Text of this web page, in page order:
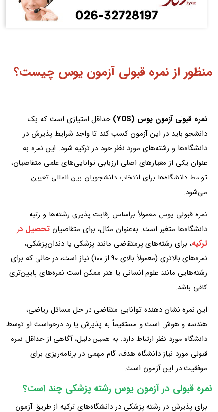
منظور از نمره قبولی آزمون یوس چیست؟
نمره قبولی آزمون یوس (YOS)
حداقل امتیازی است که یک
دانشجو باید در این آزمون کسب کند تا واجد شرایط پذیرش در
دانشگاه‌ها و رشته‌های مورد نظر خود در ترکیه شود. این نمره به‌
عنوان یکی از معیارهای اصلی ارزیابی توانایی‌های علمی متقاضیان،
توسط دانشگاه‌ها برای انتخاب دانشجویان بین‌ المللی تعیین
می‌شود.
نمره قبولی یوس معمولاً براساس رقابت‌ پذیری رشته‌ها و رتبه
دانشگاه‌ها متغیر است. به‌عنوان مثال، برای متقاضیان تحصیل در
ترکیه، برای رشته‌های پرمتقاضی مانند پزشکی یا دندان‌پزشکی،
نمره‌های بالاتری (معمولاً بالای 90 از 100) نیاز است، در حالی که برای
رشته‌هایی مانند علوم انسانی یا هنر ممکن است نمره‌های پایین‌تری
کافی باشد.
این نمره نشان‌ دهنده توانایی متقاضی در حل مسائل ریاضی،
هندسه و هوش است و مستقیماً به پذیرش یا رد درخواست او توسط
دانشگاه مورد نظر ارتباط دارد. به همین دلیل، آگاهی از حداقل نمره
قبولی مورد نیاز دانشگاه هدف، گام مهمی در برنامه‌ریزی برای
موفقیت در این آزمون است.
نمره قبولی در آزمون یوس رشته پزشکی چند است؟
برای پذیرش در رشته پزشکی در دانشگاه‌های ترکیه از طریق آزمون